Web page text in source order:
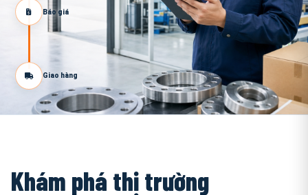
Báo giá
Giao hàng
Khám phá thị trường